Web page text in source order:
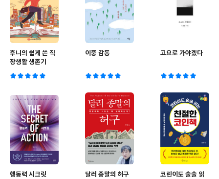
후니의 쉽게 쓴 직
장생활 생존기
이중 감동 고요로 가야겠다
행동력 시크릿 달러 종말의 허구
코린이도 술술 읽